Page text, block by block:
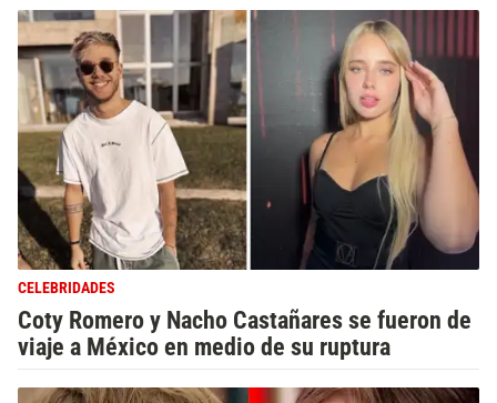
CELEBRIDADES
Coty Romero y Nacho Castañares se fueron de
viaje a México en medio de su ruptura